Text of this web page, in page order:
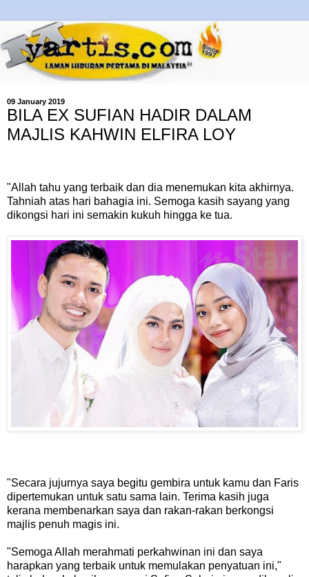
09 January 2019
BILA EX SUFIAN HADIR DALAM
MAJLIS KAHWIN ELFIRA LOY
"Allah tahu yang terbaik dan dia menemukan kita akhirnya.
Tahniah atas hari bahagia ini. Semoga kasih sayang yang
dikongsi hari ini semakin kukuh hingga ke tua.
"Secara jujurnya saya begitu gembira untuk kamu dan Faris
dipertemukan untuk satu sama lain. Terima kasih juga
kerana membenarkan saya dan rakan-rakan berkongsi
majlis penuh magis ini.
"Semoga Allah merahmati perkahwinan ini dan saya
harapkan yang terbaik untuk memulakan penyatuan ini,"